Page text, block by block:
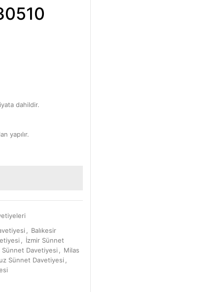
dahildir.
yapılır.
Balıkesir
İzmir Sünnet
Davetiyesi
Milas
Sünnet Davetiyesi